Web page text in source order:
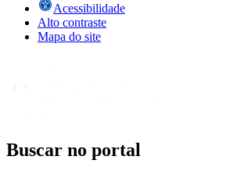
Acessibilidade
Alto contraste
Mapa do site
Buscar no portal